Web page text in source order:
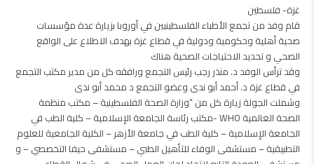
غزة- فلسطين
قام وفد من تجمع الأطباء الفلسطينيين في أوروبا بزيارة عدة مؤسسات
صحية أهلية وحكومية ودولية في قطاع غزة بهدف الاطلاع على الواقع
الصحي و تحديد الاحتياجات الصحية هناك
وقد ترأس الوفد د. منذر رجب رئيس التجمع ورافقه كل من مدير مكتب التجمع
في قطاع غزة د. أحمد أبو ندى وعضو التجمع د محمد أبو ندى
وشملت الجولة زيارة كل من “وزارة الصحة الفلسطينية – مكتب منظمة
الصحة العالمية WHO -مكتب رئاسة الجامعة الإسلامية – كلية الطب في
الجامعة الإسلامية – كلية الطب في جامعة الأزهر – الكلية الجامعية للعلوم
التطبيقية – مستشفى الوفاء للتأهيل الطبي – مستشفى حيفا التخصصي – و